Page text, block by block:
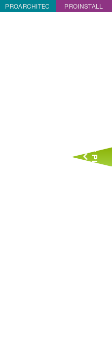
PROARCHITEC PROINSTALL
Jetzt Planen